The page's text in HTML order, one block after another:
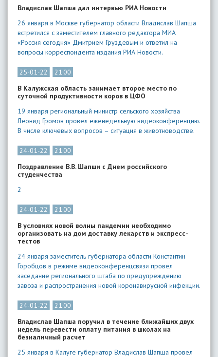
Владислав Шапша дал интервью РИА Новости
26 января в Москве губернатор области Владислав Шапша
встретился с заместителем главного редактора МИА
«Россия сегодня» Дмитрием Груздевым и ответил на
вопросы корреспондента издания РИА Новости.
25-01-22
21:00
В Калужская область занимает второе место по
суточной продуктивности коров в ЦФО
19 января региональный министр сельского хозяйства
Леонид Громов провел еженедельную видеоконференцию.
В числе ключевых вопросов – ситуация в животноводстве.
24-01-22
21:00
Поздравление В.В. Шапши с Днем российского
студенчества
2
24-01-22
21:00
В условиях новой волны пандемии необходимо
организовать на дом доставку лекарств и экспресс-
тестов
24 января заместитель губернатора области Константин
Горобцов в режиме видеоконференцсвязи провел
заседание регионального штаба по предупреждению
завоза и распространения новой коронавирусной инфекции.
24-01-22
21:00
Владислав Шапша поручил в течение ближайших двух
недель перевести оплату питания в школах на
безналичный расчет
25 января в Калуге губернатор Владислав Шапша провел